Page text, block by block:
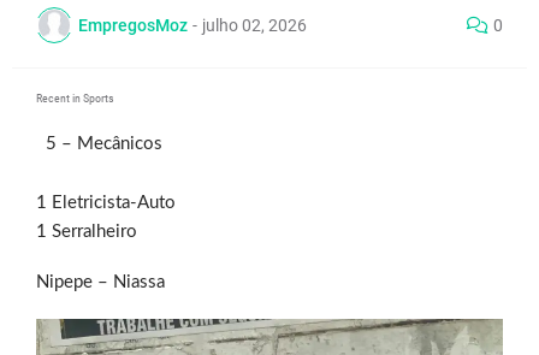
EmpregosMoz - julho 02, 2026 0
Recent in Sports
5 – Mecânicos
1 Eletricista-Auto
1 Serralheiro
Nipepe – Niassa